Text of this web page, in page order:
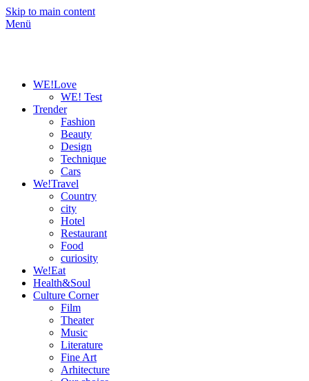
Skip to main content
Menü
WE!Love
WE! Test
Trender
Fashion
Beauty
Design
Technique
Cars
We!Travel
Country
city
Hotel
Restaurant
Food
curiosity
We!Eat
Health&Soul
Culture Corner
Film
Theater
Music
Literature
Fine Art
Arhitecture